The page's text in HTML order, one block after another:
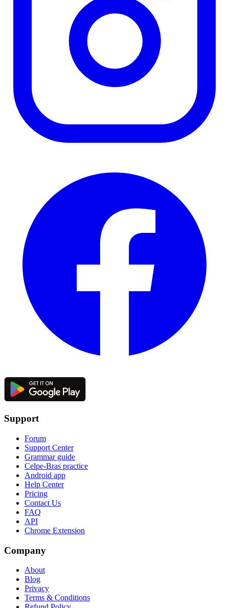
Support
Forum
Support Center
Grammar guide
Celpe-Bras practice
Android app
Help Center
Pricing
Contact Us
FAQ
API
Chrome Extension
Company
About
Blog
Privacy
Terms & Conditions